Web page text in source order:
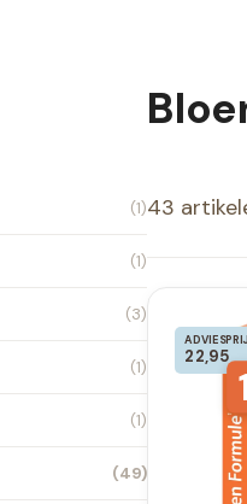
(1)
(1)
(3)
(1)
(1)
(49)
43
22,95